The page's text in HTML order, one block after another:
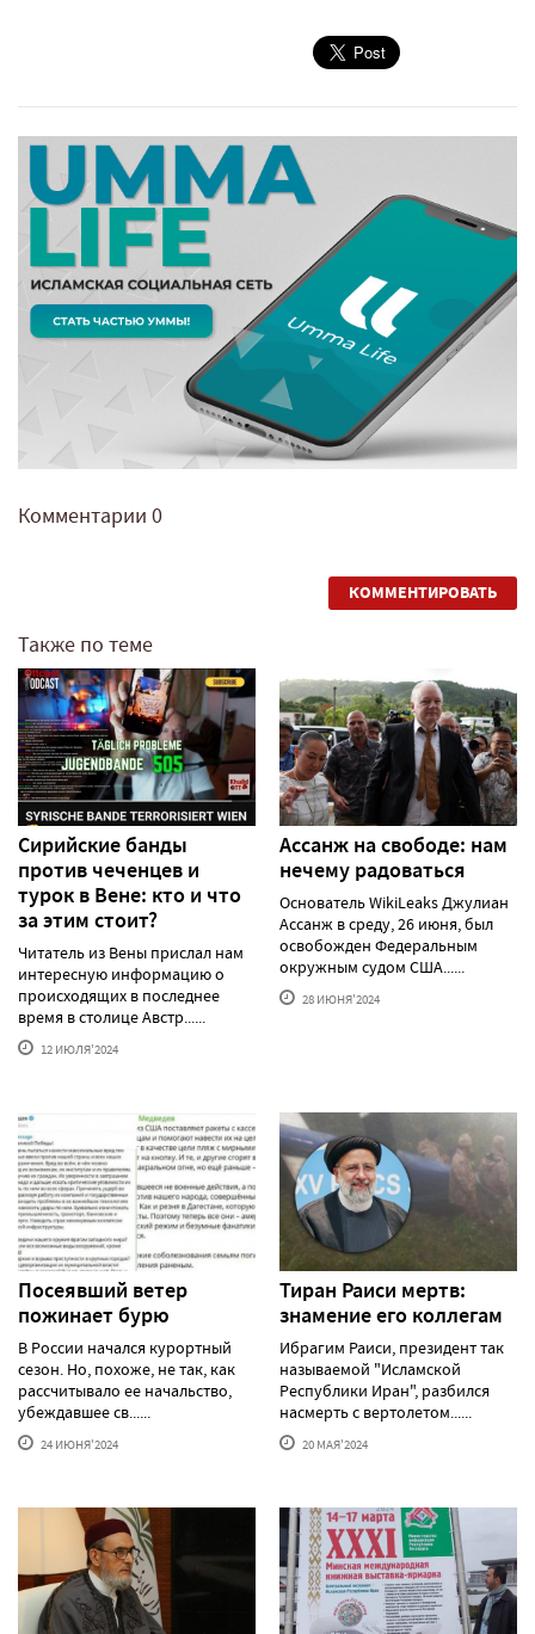
Комментарии 0
КОММЕНТИРОВАТЬ
Также по теме
Сирийские банды
против чеченцев и
турок в Вене: кто и что
за этим стоит?
Читатель из Вены прислал нам
интересную информацию о
происходящих в последнее
время в столице Австр......
12 ИЮЛЯ'2024
Ассанж на свободе: нам
нечему радоваться
Основатель WikiLeaks Джулиан
Ассанж в среду, 26 июня, был
освобожден Федеральным
окружным судом США......
28 ИЮНЯ'2024
Посеявший ветер
пожинает бурю
В России начался курортный
сезон. Но, похоже, не так, как
рассчитывало ее начальство,
убеждавшее св......
24 ИЮНЯ'2024
Тиран Раиси мертв:
знамение его коллегам
Ибрагим Раиси, президент так
называемой "Исламской
Республики Иран", разбился
насмерть с вертолетом......
20 МАЯ'2024